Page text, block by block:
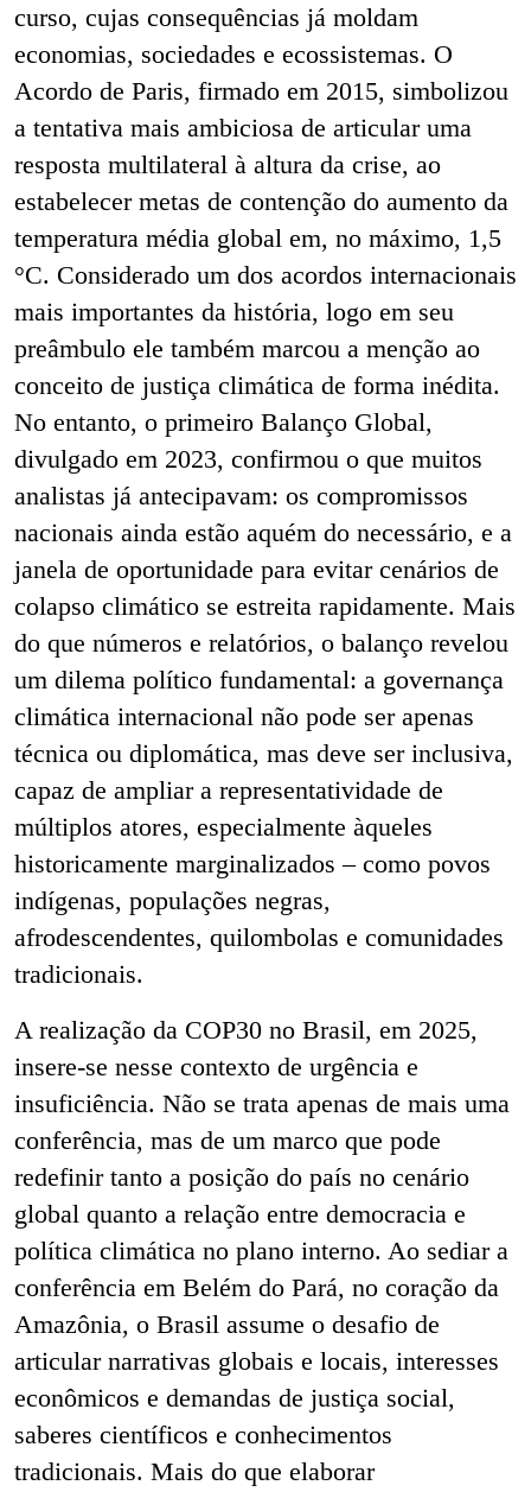
curso, cujas consequências já moldam
economias, sociedades e ecossistemas. O
Acordo de Paris, firmado em 2015, simbolizou
a tentativa mais ambiciosa de articular uma
resposta multilateral à altura da crise, ao
estabelecer metas de contenção do aumento da
temperatura média global em, no máximo, 1,5
°C. Considerado um dos acordos internacionais
mais importantes da história, logo em seu
preâmbulo ele também marcou a menção ao
conceito de justiça climática de forma inédita.
No entanto, o primeiro Balanço Global,
divulgado em 2023, confirmou o que muitos
analistas já antecipavam: os compromissos
nacionais ainda estão aquém do necessário, e a
janela de oportunidade para evitar cenários de
colapso climático se estreita rapidamente. Mais
do que números e relatórios, o balanço revelou
um dilema político fundamental: a governança
climática internacional não pode ser apenas
técnica ou diplomática, mas deve ser inclusiva,
capaz de ampliar a representatividade de
múltiplos atores, especialmente àqueles
historicamente marginalizados – como povos
indígenas, populações negras,
afrodescendentes, quilombolas e comunidades
tradicionais.
A realização da COP30 no Brasil, em 2025,
insere-se nesse contexto de urgência e
insuficiência. Não se trata apenas de mais uma
conferência, mas de um marco que pode
redefinir tanto a posição do país no cenário
global quanto a relação entre democracia e
política climática no plano interno. Ao sediar a
conferência em Belém do Pará, no coração da
Amazônia, o Brasil assume o desafio de
articular narrativas globais e locais, interesses
econômicos e demandas de justiça social,
saberes científicos e conhecimentos
tradicionais. Mais do que elaborar